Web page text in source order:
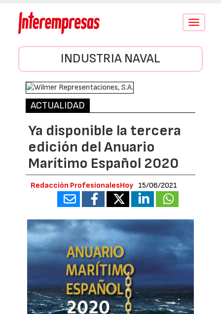
Conmutar
INDUSTRIA NAVAL
ACTUALIDAD
Ya disponible la tercera
edición del Anuario
Marítimo Español 2020
Redacción ProfesionalesHoy 15/06/2021